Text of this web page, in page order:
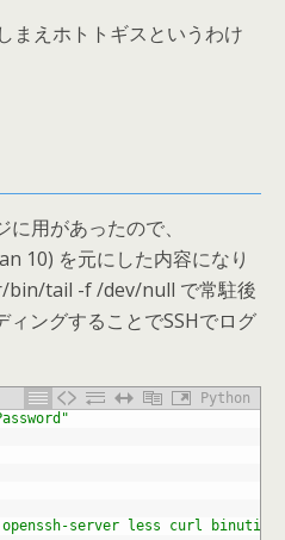
まえホトトギスというわけ
用があったので、
10) を元にした内容になり
bin/tail -f /dev/null で常駐後
ングすることでSSHでログ
Python
server less curl